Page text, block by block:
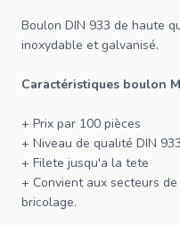
Boulon DIN 933 de haute
inoxydable et galvanisé.
Caractéristiques boulon
+ Prix par 100 pièces
+ Niveau de qualité DIN
+ Filete jusqu'a la tete
+ Convient aux secteurs
bricolage.